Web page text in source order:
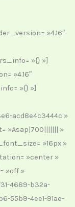
»4.16″
»{} »]
»4.16″
»{} »]
acd8e4c3444c »
»Asap|700||||||| »
»16px »
»center »
»off »
4689-b32a-
55b9-4ee1-91ae-